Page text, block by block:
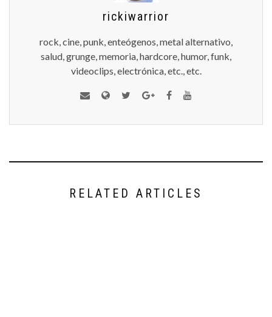
rickiwarrior
rock, cine, punk, enteógenos, metal alternativo,
salud, grunge, memoria, hardcore, humor, funk,
videoclips, electrónica, etc., etc.
RELATED ARTICLES